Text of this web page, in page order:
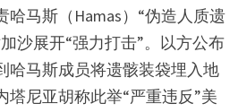
哈马斯（Hamas）“伪造人质遗
沙展开“强力打击”。以方公布
哈马斯成员将遗骸装袋埋入地
塔尼亚胡称此举“严重违反”美